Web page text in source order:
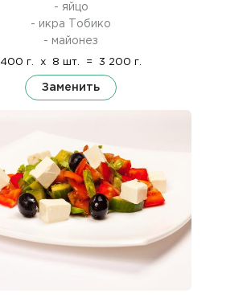
- яйцо
- икра Тобико
- майонез
400 г. x 8 шт. = 3 200 г.
Заменить